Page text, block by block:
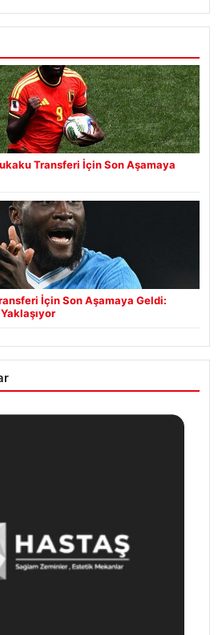
Transferi İçin Son Aşamaya
İçin Son Aşamaya Geldi: